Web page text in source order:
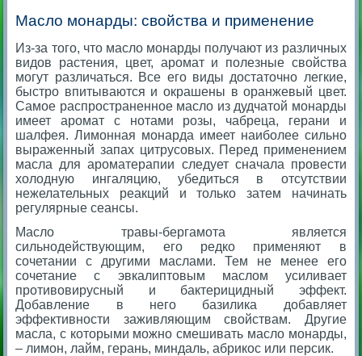
Масло монарды: свойства и применение
Из-за того, что масло монарды получают из различных
видов растения, цвет, аромат и полезные свойства
могут различаться. Все его виды достаточно легкие,
быстро впитываются и окрашены в оранжевый цвет.
Самое распространенное масло из дудчатой монарды
имеет аромат с нотами розы, чабреца, герани и
шалфея. Лимонная монарда имеет наиболее сильно
выраженный запах цитрусовых. Перед применением
масла для ароматерапии следует сначала провести
холодную ингаляцию, убедиться в отсутствии
нежелательных реакций и только затем начинать
регулярные сеансы.
Масло травы-бергамота является
сильнодействующим, его редко применяют в
сочетании с другими маслами. Тем не менее его
сочетание с эвкалиптовым маслом усиливает
противовирусный и бактерицидный эффект.
Добавление в него базилика добавляет
эффективности заживляющим свойствам. Другие
масла, с которыми можно смешивать масло монарды,
– лимон, лайм, герань, миндаль, абрикос или персик.